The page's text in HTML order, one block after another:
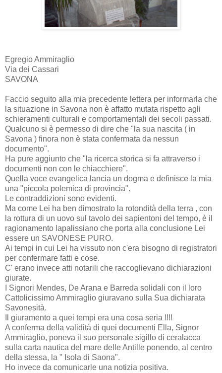
Egregio Ammiraglio
Via dei Cassari
SAVONA
Faccio seguito alla mia precedente lettera per informarla che
la situazione in Savona non è affatto mutata rispetto agli
schieramenti culturali e comportamentali dei secoli passati.
Qualcuno si è permesso di dire che "la sua nascita ( in
Savona ) finora non è stata confermata da nessun
documento".
Ha pure aggiunto che "la ricerca storica si fa attraverso i
documenti non con le chiacchiere".
Quella voce evangelica lancia un dogma e definisce la mia
una "piccola polemica di provincia".
Le contraddizioni sono evidenti.
Ma come Lei ha ben dimostrato la rotondità della terra , con
la rottura di un uovo sul tavolo dei sapientoni del tempo, è il
ragionamento lapalissiano che porta alla conclusione Lei
essere un SAVONESE PURO.
Ai tempi in cui Lei ha vissuto non c'era bisogno di registratori
per confermare fatti e cose.
C' erano invece atti notarili che raccoglievano dichiarazioni
giurate.
I Signori Mendes, De Arana e Barreda solidali con il loro
Cattolicissimo Ammiraglio giuravano sulla Sua dichiarata
Savonesità.
Il giuramento a quei tempi era una cosa seria !!!!
A conferma della validità di quei documenti Ella, Signor
Ammiraglio, poneva il suo personale sigillo di ceralacca
sulla carta nautica del mare delle Antille ponendo, al centro
della stessa, la " Isola di Saona".
Ho invece da comunicarle una notizia positiva.